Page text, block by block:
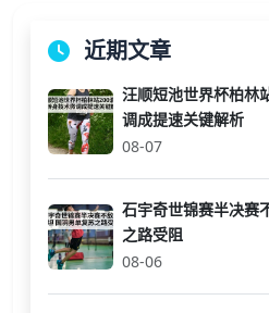
近期文章
汪顺短池世界杯柏林
调成提速关键解析
08-07
石宇奇世锦赛半决赛
之路受阻
08-06